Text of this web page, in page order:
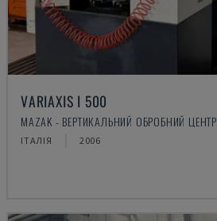
VARIAXIS I 500
MAZAK - ВЕРТИКАЛЬНИЙ ОБРОБНИЙ ЦЕНТР
ІТАЛІЯ 2006